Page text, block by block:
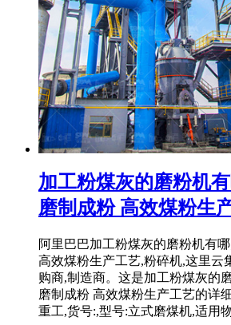
加工粉煤灰的磨粉机
磨制成粉 高效煤粉生
阿里巴巴加工粉煤灰的磨粉机有
高效煤粉生产工艺,粉碎机,这里云
购商,制造商。这是加工粉煤灰的
磨制成粉 高效煤粉生产工艺的详
重工,货号:,型号:立式磨煤机,适用